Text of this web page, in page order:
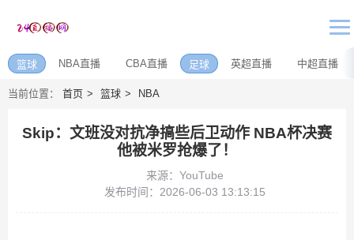
篮球 NBA直播 CBA直播 足球 英超直播 中超直播
当前位置： 首页 篮球 NBA
Skip：文班没对抗净搞些后卫动作 NBA杯决赛
他被米罗抢爆了！
来源：YouTube
发布时间：2026-06-03 13:13:15